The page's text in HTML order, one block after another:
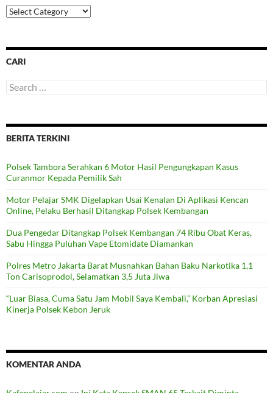
Categories
CARI
Search
for:
BERITA TERKINI
Polsek Tambora Serahkan 6 Motor Hasil Pengungkapan Kasus
Curanmor Kepada Pemilik Sah
Motor Pelajar SMK Digelapkan Usai Kenalan Di Aplikasi Kencan
Online, Pelaku Berhasil Ditangkap Polsek Kembangan
Dua Pengedar Ditangkap Polsek Kembangan 74 Ribu Obat Keras,
Sabu Hingga Puluhan Vape Etomidate Diamankan
Polres Metro Jakarta Barat Musnahkan Bahan Baku Narkotika 1,1
Ton Carisoprodol, Selamatkan 3,5 Juta Jiwa
“Luar Biasa, Cuma Satu Jam Mobil Saya Kembali,” Korban Apresiasi
Kinerja Polsek Kebon Jeruk
KOMENTAR ANDA